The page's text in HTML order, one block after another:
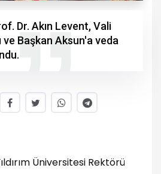
Dr. Akın Levent, Vali
Başkan Aksun'a veda
Üniversitesi Rektörü